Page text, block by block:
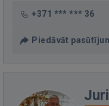
+371 *** *** 36
Piedāvāt